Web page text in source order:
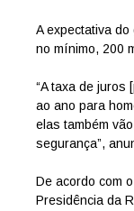
A expectativa
no mínimo, 200
“A taxa de juros
ao ano para
elas também
segurança”,
De acordo com
Presidência da